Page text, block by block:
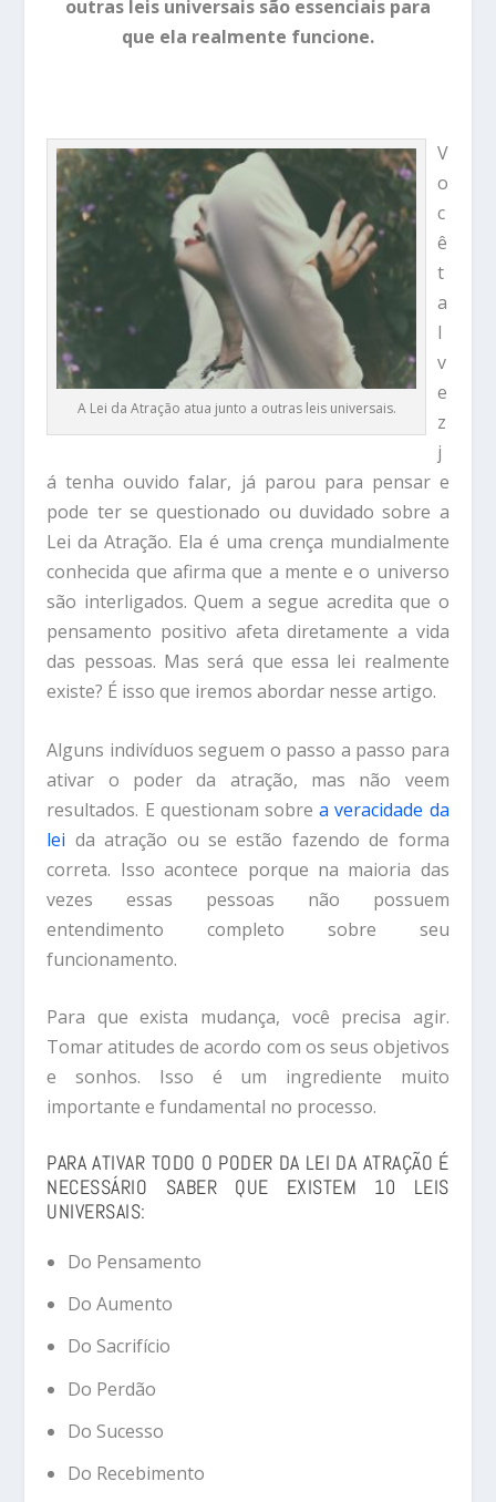
outras leis universais são essenciais para
que ela realmente funcione.
A Lei da Atração atua junto a outras leis universais.
V
o
c
ê
t
a
l
v
e
z
j
á tenha ouvido falar, já parou para pensar e
pode ter se questionado ou duvidado sobre a
Lei da Atração. Ela é uma crença mundialmente
conhecida que afirma que a mente e o universo
são interligados. Quem a segue acredita que o
pensamento positivo afeta diretamente a vida
das pessoas. Mas será que essa lei realmente
existe? É isso que iremos abordar nesse artigo.
Alguns indivíduos seguem o passo a passo para
ativar o poder da atração, mas não veem
resultados. E questionam sobrea veracidade da
lei da atração ou se estão fazendo de forma
correta. Isso acontece porque na maioria das
vezes essas pessoas não possuem
entendimento completo sobre seu
funcionamento.
Para que exista mudança, você precisa agir.
Tomar atitudes de acordo com os seus objetivos
e sonhos. Isso é um ingrediente muito
importante e fundamental no processo.
PARA ATIVAR TODO O PODER DA LEI DA ATRAÇÃO É
NECESSÁRIO SABER QUE EXISTEM 10 LEIS
UNIVERSAIS:
Do Pensamento
Do Aumento
Do Sacrifício
Do Perdão
Do Sucesso
Do Recebimento